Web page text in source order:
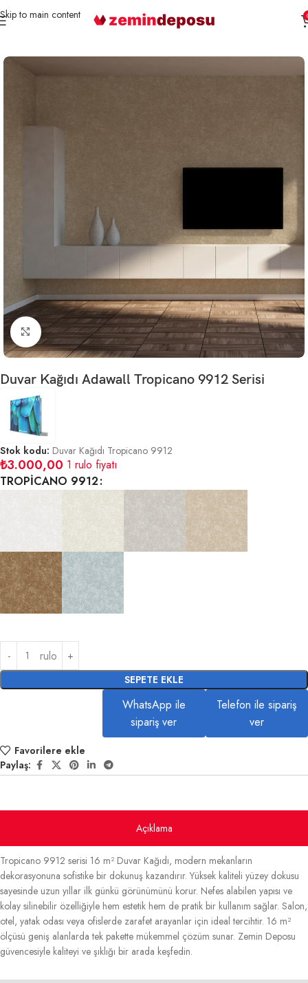
Skip to main content
Büyütmek için tıklayın
Duvar Kağıdı Adawall Tropicano 9912 Serisi
Stok kodu: Duvar Kağıdı Tropicano 9912
₺3.000,00 1 rulo fiyatı
TROPİCANO 9912
rulo
SEPETE EKLE
WhatsApp ile
sipariş ver
Telefon ile sipariş
ver
Favorilere ekle
Paylaş:
Açıklama
Tropicano 9912 serisi 16 m² Duvar Kağıdı, modern mekanların
dekorasyonuna sofistike bir dokunuş kazandırır. Yüksek kaliteli yüzey dokusu
sayesinde uzun yıllar ilk günkü görünümünü korur. Nefes alabilen yapısı ve
kolay silinebilir özelliğiyle hem estetik hem de pratik bir kullanım sağlar. Salon,
otel, yatak odası veya ofislerde zarafet arayanlar için ideal tercihtir. 16 m²
ölçüsü geniş alanlarda tek pakette mükemmel çözüm sunar. Zemin Deposu
güvencesiyle kaliteyi ve şıklığı bir arada keşfedin.